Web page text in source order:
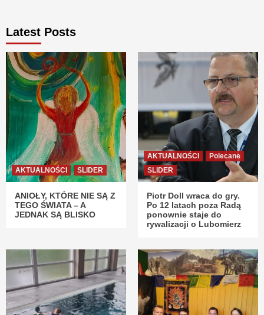
Latest Posts
AKTUALNOŚCI SLIDER
ANIOŁY, KTÓRE NIE SĄ Z
TEGO ŚWIATA – A
JEDNAK SĄ BLISKO
AKTUALNOŚCI
Polecane
SLIDER
Piotr Doll wraca do gry.
Po 12 latach poza Radą
ponownie staje do
rywalizacji o Lubomierz